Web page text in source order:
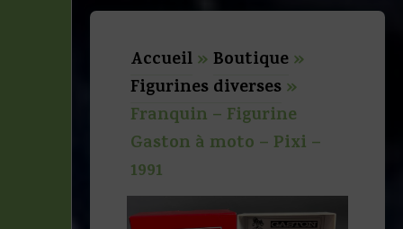
Accueil»Boutique»
Figurines diverses»
Franquin – Figurine
Gaston à moto – Pixi –
1991